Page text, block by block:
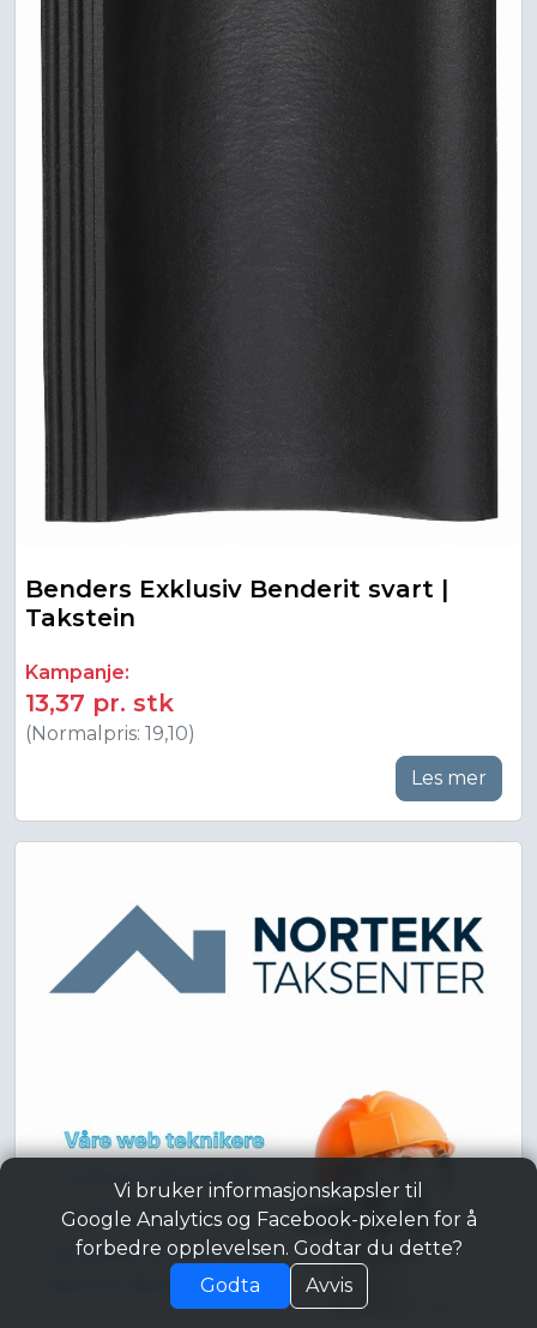
Benders Exklusiv Benderit svart |
Takstein
Kampanje:
13,37 pr. stk
(Normalpris: 19,10)
Les mer
Vi bruker informasjonskapsler til
Google Analytics og Facebook-pixelen for å
forbedre opplevelsen. Godtar du dette?
Godta
Avvis